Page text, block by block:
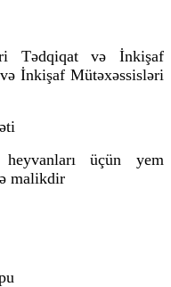
Tədqiqat və İnkişaf
İnkişaf Mütəxəssisləri
üçün yem
malikdir